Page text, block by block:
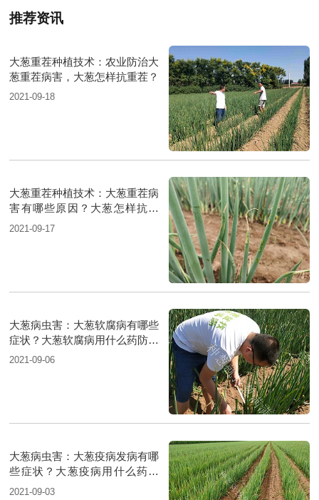
推荐资讯
大葱重茬种植技术：农业防治大
葱重茬病害，大葱怎样抗重茬？
2021-09-18
大葱重茬种植技术：大葱重茬病
害有哪些原因？大葱怎样抗重
茬？
2021-09-17
大葱病虫害：大葱软腐病有哪些
症状？大葱软腐病用什么药防治
好？
2021-09-06
大葱病虫害：大葱疫病发病有哪
些症状？大葱疫病用什么药防
治？
2021-09-03